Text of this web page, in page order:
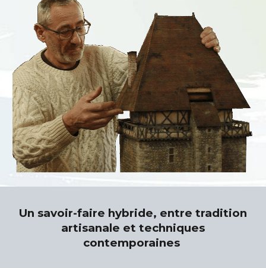
Un savoir-faire hybride, entre tradition
artisanale et techniques
contemporaines